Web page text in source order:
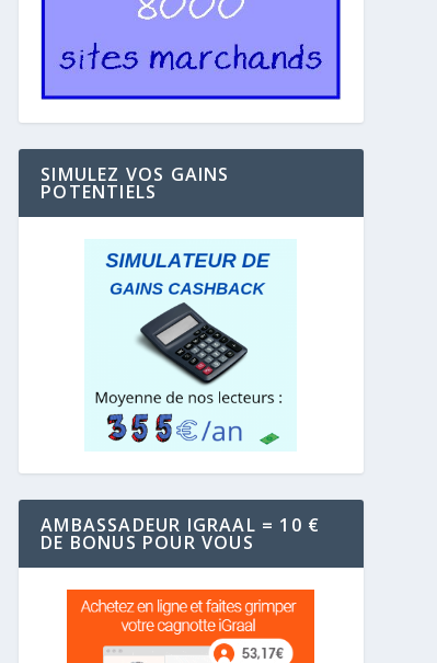
SIMULEZ VOS GAINS
POTENTIELS
AMBASSADEUR IGRAAL = 10 €
DE BONUS POUR VOUS